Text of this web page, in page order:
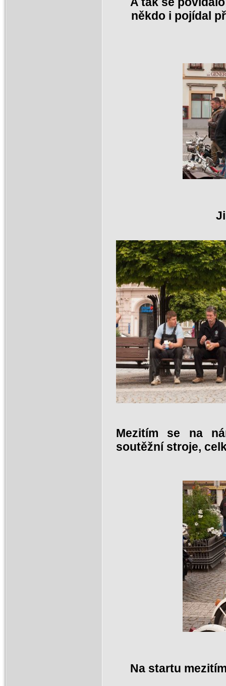
někdo i pojídal
Mezitím se na
soutěžní stroje,
Na startu